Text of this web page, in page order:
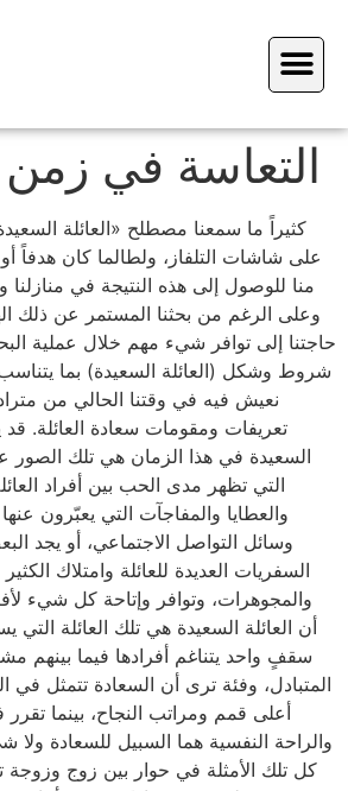
التعاسة في زمن
كثيراً ما سمعنا مصطلح «العائلة
على شاشات التلفاز، ولطالما كان هدفاً أو
منا للوصول إلى هذه النتيجة في منازلنا
وعلى الرغم من بحثنا المستمر عن ذلك
حاجتنا إلى توافر شيء مهم خلال عملية
شروط وشكل (العائلة السعيدة) بما
نعيش فيه في وقتنا الحالي من
تعريفات ومقومات سعادة العائلة. قد
السعيدة في هذا الزمان هي تلك الصور
التي تظهر مدى الحب بين أفراد
والعطايا والمفاجآت التي يعبّرون
وسائل التواصل الاجتماعي، أو يجد
السفريات العديدة للعائلة وامتلاك
والمجوهرات، وتوافر وإتاحة كل شيء
أن العائلة السعيدة هي تلك العائلة
سقفٍ واحد يتناغم أفرادها فيما بينهم
المتبادل، وفئة ترى أن السعادة تتمثل
أعلى قمم ومراتب النجاح، بينما تقرر
والراحة النفسية هما السبيل للسعادة
كل تلك الأمثلة في حوار بين زوج